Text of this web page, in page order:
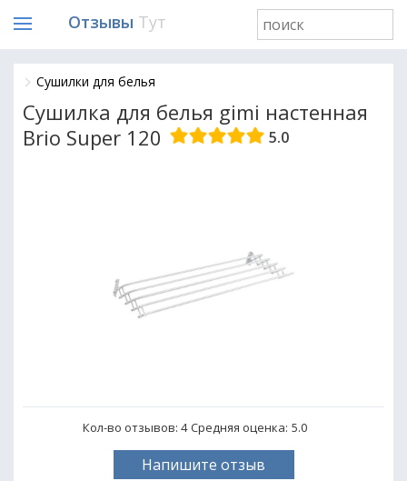
Отзывы Тут
Сушилки для белья
Сушилка для белья gimi настенная
Brio Super 120
5.0
Кол-во отзывов: 4 Средняя оценка: 5.0
Напишите отзыв